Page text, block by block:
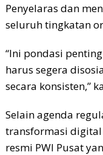
Penyelaras dan
seluruh tingkatan
“Ini pondasi
harus segera
secara konsisten,”
Selain agenda
transformasi
resmi PWI Pusat